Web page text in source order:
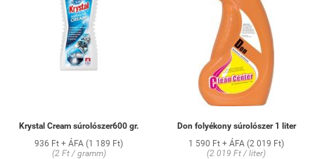
Krystal Cream súrolószer600 gr.
936 Ft + ÁFA (1 189 Ft)
(2 Ft / gramm)
Don folyékony súrolószer 1 liter
1 590 Ft + ÁFA (2 019 Ft)
(2 019 Ft / liter)